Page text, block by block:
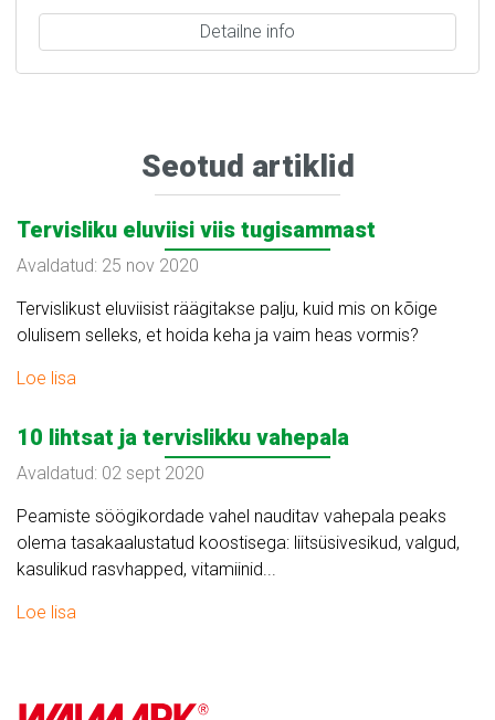
Detailne info
Seotud artiklid
Tervisliku eluviisi viis tugisammast
Avaldatud: 25 nov 2020
Tervislikust eluviisist räägitakse palju, kuid mis on kõige
olulisem selleks, et hoida keha ja vaim heas vormis?
Loe lisa
10 lihtsat ja tervislikku vahepala
Avaldatud: 02 sept 2020
Peamiste söögikordade vahel nauditav vahepala peaks
olema tasakaalustatud koostisega: liitsüsivesikud, valgud,
kasulikud rasvhapped, vitamiinid...
Loe lisa